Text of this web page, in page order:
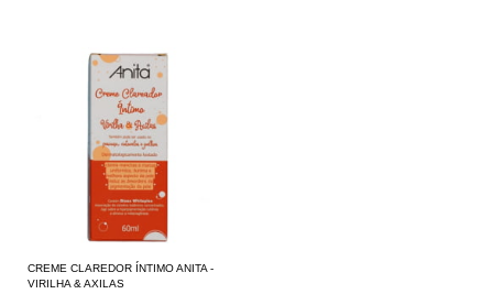
CREME CLAREDOR ÍNTIMO ANITA -
VIRILHA & AXILAS